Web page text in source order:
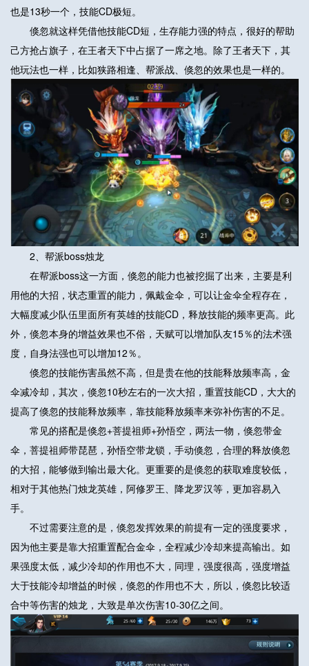
也是13秒一个，技能CD极短。
倏忽就这样凭借他技能CD短，生存能力强的特点，很好的帮助
己方抢占旗子，在王者天下中占据了一席之地。除了王者天下，其
他玩法也一样，比如狭路相逢、帮派战、倏忽的效果也是一样的。
2、帮派boss烛龙
在帮派boss这一方面，倏忽的能力也被挖掘了出来，主要是利
用他的大招，状态重置的能力，佩戴金伞，可以让金伞全程存在，
大幅度减少队伍里面所有英雄的技能CD，释放技能的频率更高。此
外，倏忽本身的增益效果也不俗，天赋可以增加队友15％的法术强
度，自身法强也可以增加12％。
倏忽的技能伤害虽然不高，但是贵在他的技能释放频率高，金
伞减冷却，其次，倏忽10秒左右的一次大招，重置技能CD，大大的
提高了倏忽的技能释放频率，靠技能释放频率来弥补伤害的不足。
常见的搭配是倏忽+菩提祖师+孙悟空，两法一物，倏忽带金
伞，菩提祖师带琵琶，孙悟空带龙锁，手动倏忽，合理的释放倏忽
的大招，能够做到输出最大化。更重要的是倏忽的获取难度较低，
相对于其他热门烛龙英雄，阿修罗王、降龙罗汉等，更加容易入
手。
不过需要注意的是，倏忽发挥效果的前提有一定的强度要求，
因为他主要是靠大招重置配合金伞，全程减少冷却来提高输出。如
果强度太低，减少冷却的作用也不大，同理，强度很高，强度增益
大于技能冷却增益的时候，倏忽的作用也不大，所以，倏忽比较适
合中等伤害的烛龙，大致是单次伤害10-30亿之间。